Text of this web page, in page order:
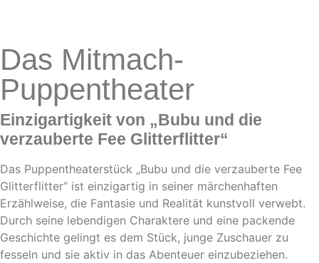
Das Mitmach-
Puppentheater
Einzigartigkeit von „Bubu und die
verzauberte Fee Glitterflitter“
Das Puppentheaterstück „Bubu und die verzauberte Fee
Glitterflitter“ ist einzigartig in seiner märchenhaften
Erzählweise, die Fantasie und Realität kunstvoll verwebt.
Durch seine lebendigen Charaktere und eine packende
Geschichte gelingt es dem Stück, junge Zuschauer zu
fesseln und sie aktiv in das Abenteuer einzubeziehen.